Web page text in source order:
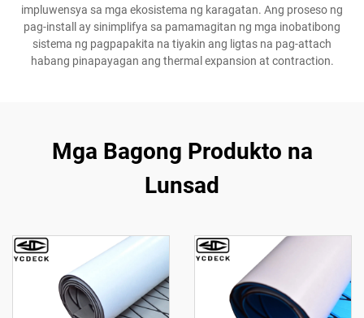
impluwensya sa mga ekosistema ng karagatan. Ang proseso ng
pag-install ay sinimplifya sa pamamagitan ng mga inobatibong
sistema ng pagpapakita na tiyakin ang ligtas na pag-attach
habang pinapayagan ang thermal expansion at contraction.
Mga Bagong Produkto na
Lunsad